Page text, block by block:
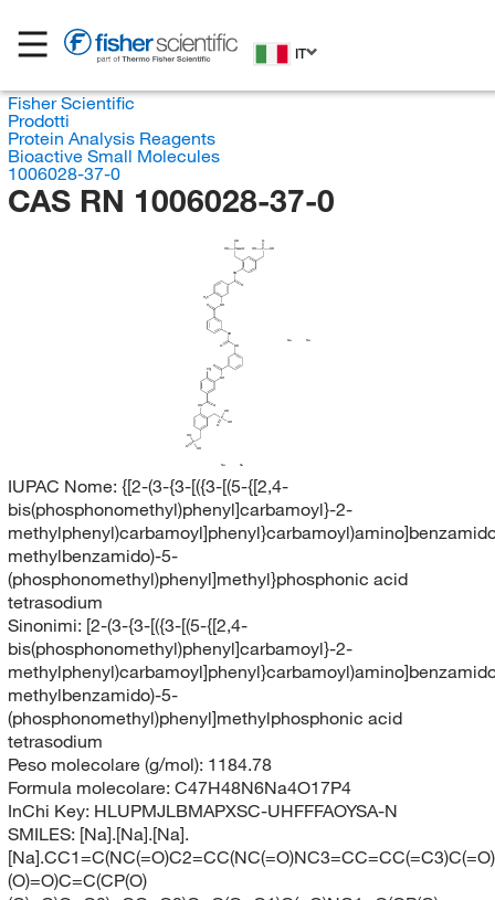
IT
Fisher Scientific
Prodotti
Protein Analysis Reagents
Bioactive Small Molecules
1006028-37-0
CAS RN 1006028-37-0
P
O
HO
O
OH
OH
NH
O
NH
O
NH
O
HN
O
OH
H C
Na Na
IUPAC Nome: {[2-(3-{3-[({3-[(5-{[2,4-
bis(phosphonomethyl)phenyl]carbamoyl}-2-
methylbenzamido)-5-
(phosphonomethyl)phenyl]methyl}phosphonic acid
tetrasodium
Sinonimi: [2-(3-{3-[({3-[(5-{[2,4-
bis(phosphonomethyl)phenyl]carbamoyl}-2-
methylbenzamido)-5-
(phosphonomethyl)phenyl]methylphosphonic acid
tetrasodium
Peso molecolare (g/mol): 1184.78
Formula molecolare: C47H48N6Na4O17P4
InChi Key: HLUPMJLBMAPXSC-UHFFFAOYSA-N
SMILES: [Na].[Na].[Na].
(O)=O)C=C(CP(O)